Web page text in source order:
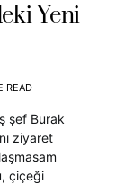
Yeni
READ
şef Burak
ziyaret
çiçeği